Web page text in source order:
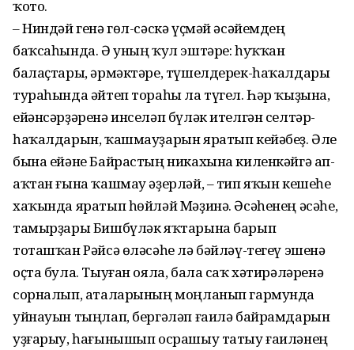
ҡото.
– Ниндәй генә гөл-сәскә үҫмәй әсәйемдең
баҡсаһында. Ә уның ҡул эштәре: һуҡҡан
балаҫтары, әрмәктәре, түшелдерек-һаҡалдары
тураһында әйтеп тораһы ла түгел. Һәр ҡыҙына,
ейәнсәрҙәренә инселәп бүләк ителгән селтәр-
һаҡалдарын, ҡашмауҙарын яратып кейәбеҙ. Әле
бына ейәне Байрастың никахына киленкәйгә ап-
аҡтан ғына ҡашмау әҙерләй, – тип яҡын кешеһе
хаҡында яратып һөйләй Мәҙинә. Әсәһенең әсәһе,
тамырҙары Бишбүләк яҡтарына барып
тоташҡан Рәйсә өләсәһе лә бәйләү-тегеү эшенә
оҫта була. Тыуған ояла, бала саҡ хәтирәләренә
сорналып, аталарының моңланып гармунда
уйнауын тыңлап, бергәләп ғаилә байрамдарын
уҙғарыу, һағынышып осрашыу татыу ғаиләнең